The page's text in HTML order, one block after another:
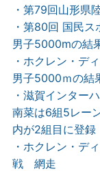
・第79回山形
・第80回 国民
男子5000mの結
・ホクレン・デ
男子5000ｍの結
・滋賀インター
南菜は6組5レー
内が2組目に登録
・ホクレン・デ
戦 網走